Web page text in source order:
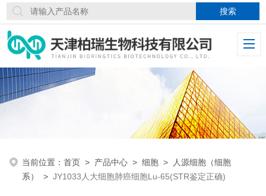
当前位置：首页 > 产品中心 >细胞 >
人源细胞（细胞
系）
>JY1033人大细胞肺癌细胞Lu-65(STR鉴定正确)